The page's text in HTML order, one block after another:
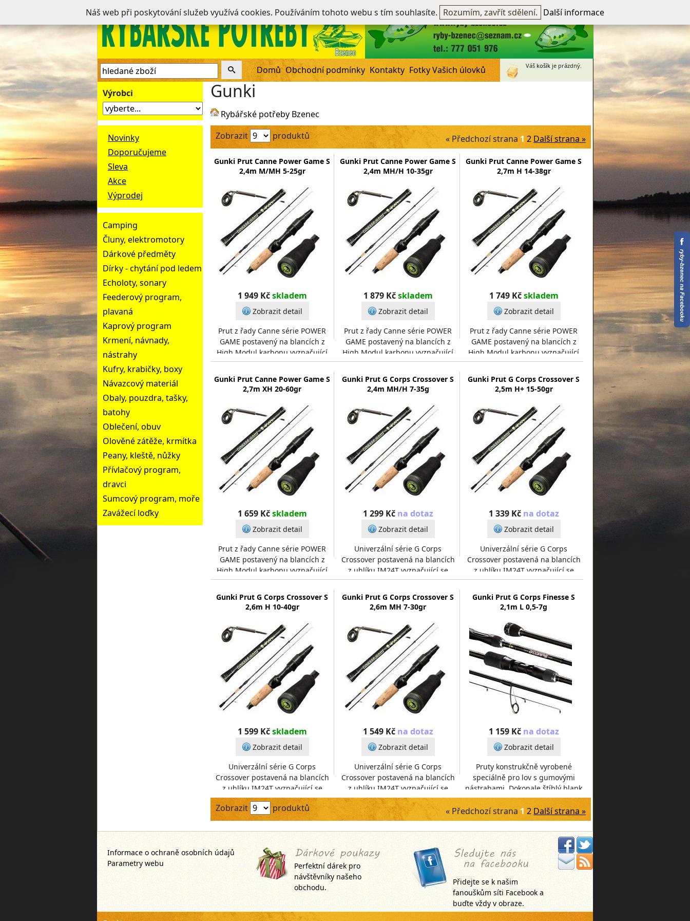
Nepřihlášen -přihlásit~Registrovat
Domů Obchodní podmínky Kontakty Fotky Vašich úlovků Váš košík je prázdný.
Výrobci
Novinky
Doporučujeme
Sleva
Akce
Výprodej
Camping
Čluny, elektromotory
Dárkové předměty
Dírky - chytání pod ledem
Echoloty, sonary
Feederový program,
plavaná
Kaprový program
Krmení, návnady,
nástrahy
Kufry, krabičky, boxy
Návazcový materiál
Obaly, pouzdra, tašky,
batohy
Oblečení, obuv
Olověné zátěže, krmítka
Peany, kleště, nůžky
Přívlačový program,
dravci
Sumcový program, moře
Zavážecí loďky
Gunki
Rybářské potřeby Bzenec
Zobrazit
produktů « Předchozí strana 1 2 Další strana »
Gunki Prut Canne Power Game S
2,4m M/MH 5-25gr
1 949 Kč skladem
Zobrazit detail
Prut z řady Canne série POWER
GAME postavený na blancích z
High Modul karbonu vyznačující
se vysokou pevností a rychlostí při
Gunki Prut Canne Power Game S
2,4m MH/H 10-35gr
1 879 Kč skladem
Zobrazit detail
Prut z řady Canne série POWER
GAME postavený na blancích z
High Modul karbonu vyznačující
se vysokou pevností a rychlostí při
Gunki Prut Canne Power Game S
2,7m H 14-38gr
1 749 Kč skladem
Zobrazit detail
Prut z řady Canne série POWER
GAME postavený na blancích z
High Modul karbonu vyznačující
se vysokou pevností a rychlostí při
Gunki Prut Canne Power Game S
2,7m XH 20-60gr
1 659 Kč skladem
Zobrazit detail
Prut z řady Canne série POWER
GAME postavený na blancích z
High Modul karbonu vyznačující
se vysokou pevností a rychlostí při
Gunki Prut G Corps Crossover S
2,4m MH/H 7-35g
1 299 Kč na dotaz
Zobrazit detail
Univerzální série G Corps
Crossover postavená na blancích
z uhlíku IM24T vyznačující se
vysokou pevností a rychlostí při
Gunki Prut G Corps Crossover S
2,5m H+ 15-50gr
1 339 Kč na dotaz
Zobrazit detail
Univerzální série G Corps
Crossover postavená na blancích
z uhlíku IM24T vyznačující se
vysokou pevností a rychlostí při
zachování štíhlého
Gunki Prut G Corps Crossover S
2,6m H 10-40gr
1 599 Kč skladem
Zobrazit detail
Univerzální série G Corps
Crossover postavená na blancích
z uhlíku IM24T vyznačující se
vysokou pevností a rychlostí při
zachování štíhlého
Gunki Prut G Corps Crossover S
2,6m MH 7-30gr
1 549 Kč na dotaz
Zobrazit detail
Univerzální série G Corps
Crossover postavená na blancích
z uhlíku IM24T vyznačující se
vysokou pevností a rychlostí při
zachování štíhlého
Gunki Prut G Corps Finesse S
2,1m L 0,5-7g
1 159 Kč na dotaz
Zobrazit detail
Pruty konstrukčně vyrobené
speciálně pro lov s gumovými
nástrahami. Dokonale štíhlý blank
z uhlíku IM24T je osazený anti-
frap SIC očky s vel
Zobrazit produktů « Předchozí strana 1 2 Další strana »
Informace o ochraně osobních údajů
Parametry webu
Perfektní dárek pro
návštěvníky našeho
obchodu.
Přidejte se k našim
fanouškům síti Facebook a
buďte vždy v obraze.
Náš web při poskytování služeb využívá cookies. Používáním tohoto webu s tím souhlasíte. Rozumím, zavřít sdělení. Další informace